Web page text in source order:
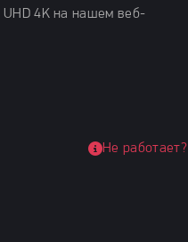
UHD 4K на нашем веб-
Не работает?